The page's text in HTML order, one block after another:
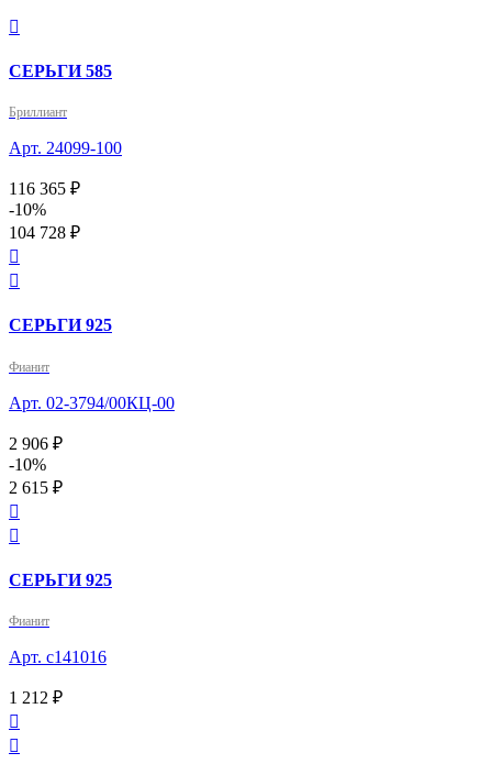

СЕРЬГИ 585
Бриллиант
Арт. 24099-100
116 365 ₽
-10%
104 728 ₽


СЕРЬГИ 925
Фианит
Арт. 02-3794/00КЦ-00
2 906 ₽
-10%
2 615 ₽


СЕРЬГИ 925
Фианит
Арт. с141016
1 212 ₽

